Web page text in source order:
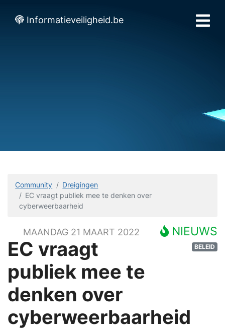
Informatieveiligheid.be
Community
Dreigingen
EC vraagt publiek mee te denken over
cyberweerbaarheid
NIEUWS
BELEID
MAANDAG 21 MAART 2022
EC vraagt
publiek mee te
denken over
cyberweerbaarheid